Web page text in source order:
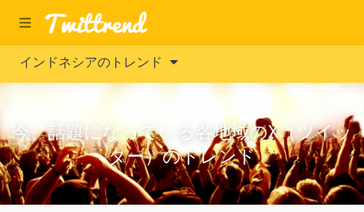
インドネシアのトレンド
今、話題になっている各地域のX（ツイッ
ター）のトレンド